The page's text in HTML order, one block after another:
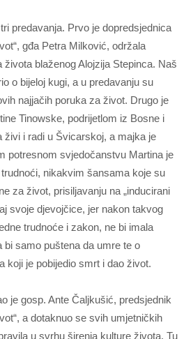
predavanja. Prvo je dopredsjednica
gđa Petra Milković, održala
života blaženog Alojzija Stepinca. Naš
o bijeloj kugi, a u predavanju su
najjačih poruka za život. Drugo je
Tinowske, podrijetlom iz Bosne i
živi i radi u Švicarskoj, a majka je
potresnom svjedočanstvu Martina je
nikakvim šansama koje su
za život, prisiljavanju na „inducirani
svoje djevojčice, jer nakon takvog
trudnoće i zakon, ne bi imala
bi samo puštena da umre te o
koji je pobijedio smrt i dao život.
je gosp. Ante Čaljkušić, predsjednik
a dotaknuo se svih umjetničkih
u svrhu širenja kulture života. Tu